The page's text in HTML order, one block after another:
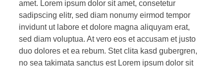
amet. Lorem ipsum dolor sit amet, consetetur
sadipscing elitr, sed diam nonumy eirmod tempor
invidunt ut labore et dolore magna aliquyam erat,
sed diam voluptua. At vero eos et accusam et justo
duo dolores et ea rebum. Stet clita kasd gubergren,
no sea takimata sanctus est Lorem ipsum dolor sit